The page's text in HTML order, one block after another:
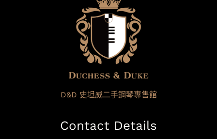
D&D 史坦威二手鋼琴專售館
Contact Details